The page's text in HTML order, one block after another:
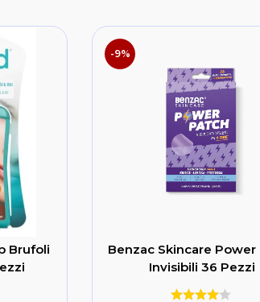
Brufoli
-9%
Benzac Skincare Power
Invisibili 36 Pezzi